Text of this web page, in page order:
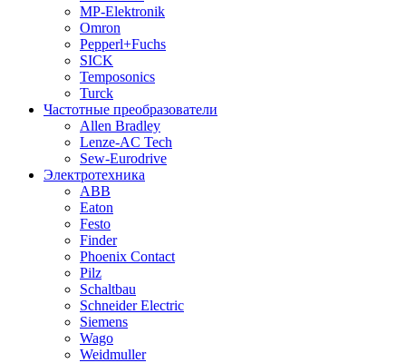
MP-Elektronik
Omron
Pepperl+Fuchs
SICK
Temposonics
Turck
Частотные преобразователи
Allen Bradley
Lenze-AC Tech
Sew-Eurodrive
Электротехника
ABB
Eaton
Festo
Finder
Phoenix Contact
Pilz
Schaltbau
Schneider Electric
Siemens
Wago
Weidmuller